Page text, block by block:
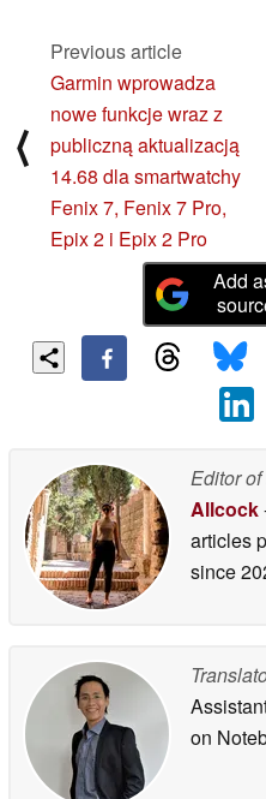
18/10/2023
⟨
Previous article
Garmin wprowadza
nowe funkcje wraz z
publiczną aktualizacją
14.68 dla smartwatchy
Fenix 7, Fenix 7 Pro,
Epix 2 i Epix 2 Pro
Add
Editor of
Allcock
articles
since
on